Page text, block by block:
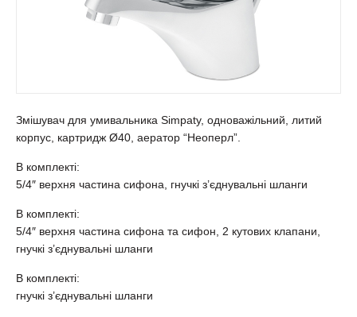
Змішувач для умивальника Simpaty, одноважільний, литий
корпус, картридж Ø40, аератор “Неоперл”.
В комплекті:
5/4″ верхня частина сифона, гнучкі з’єднувальні шланги
В комплекті:
5/4″ верхня частина сифона та сифон, 2 кутових клапани,
гнучкі з’єднувальні шланги
В комплекті:
гнучкі з’єднувальні шланги